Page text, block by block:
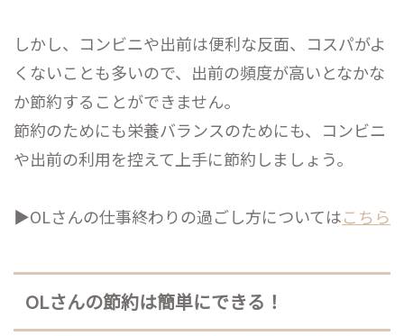
しかし、コンビニや出前は便利な反面、コスパがよ
くないことも多いので、出前の頻度が高いとなかな
か節約することができません。
節約のためにも栄養バランスのためにも、コンビニ
や出前の利用を控えて上手に節約しましょう。
▶︎OLさんの仕事終わりの過ごし方についてはこちら
OLさんの節約は簡単にできる！